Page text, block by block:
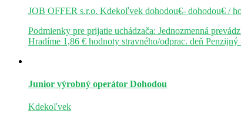
JOB OFFER s.r.o. Kdekoľvek dohodou€- dohodou€ /
Podmienky pre prijatie uchádzača: Jednozmenná
Hradíme 1,86 € hodnoty stravného/odprac. deň
Junior výrobný operátor Dohodou
Kdekoľvek